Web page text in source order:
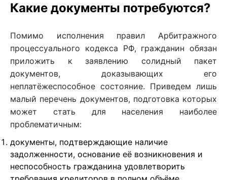
Какие документы потребуются?
Помимо исполнения правил Арбитражного
процессуального кодекса РФ, гражданин обязан
приложить к заявлению солидный пакет
документов, доказывающих его
неплатёжеспособное состояние. Приведем лишь
малый перечень документов, подготовка которых
может стать для населения наиболее
проблематичным:
документы, подтверждающие наличие
задолженности, основание её возникновения и
неспособность гражданина удовлетворить